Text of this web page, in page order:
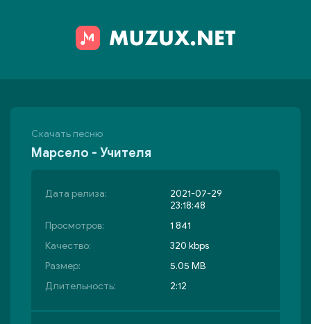
Скачать песню
Марсело - Учителя
Дата релиза:
2021-07-29
23:18:48
Просмотров:
1 841
Качество:
320 kbps
Размер:
5.05 MB
Длительность:
2:12